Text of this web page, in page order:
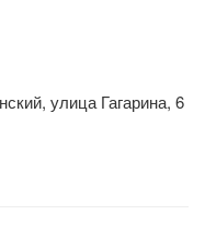
улица Гагарина, 6